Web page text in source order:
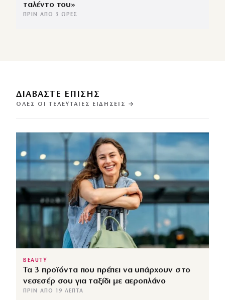
ταλέντο του»
ΠΡΙΝ ΑΠΌ 3 ΏΡΕΣ
ΔΙΑΒΑΣΤΕ ΕΠΙΣΗΣ
ΌΛΕΣ ΟΙ ΤΕΛΕΥΤΑΊΕΣ ΕΙΔΉΣΕΙΣ →
BEAUTY
Τα 3 προϊόντα που πρέπει να υπάρχουν στο
νεσεσέρ σου για ταξίδι με αεροπλάνο
ΠΡΙΝ ΑΠΌ 19 ΛΕΠΤΆ